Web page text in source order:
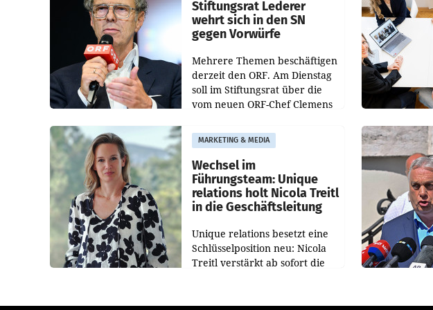
und der Bundeskartellanwalt
Stiftungsrat Lederer
wehrt sich in den SN
gegen Vorwürfe
Mehrere Themen beschäftigen
derzeit den ORF. Am Dienstag
soll im Stiftungsrat über die
vom neuen ORF-Chef Clemens
Besetzungen für die
Direktionen abgestimmt
werden.
MARKETING & MEDIA
Wechsel im
Führungsteam: Unique
relations holt Nicola Treitl
in die Geschäftsleitung
Unique relations besetzt eine
Schlüsselposition neu: Nicola
Treitl verstärkt ab sofort die
Josef Kalina und Anna Kalina-